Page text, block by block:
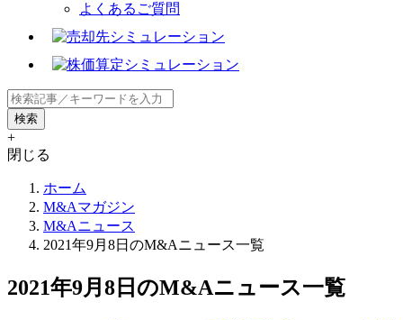
よくあるご質問
+
閉じる
ホーム
M&Aマガジン
M&Aニュース
2021年9月8日のM&Aニュース一覧
2021年9月8日のM&Aニュース一覧